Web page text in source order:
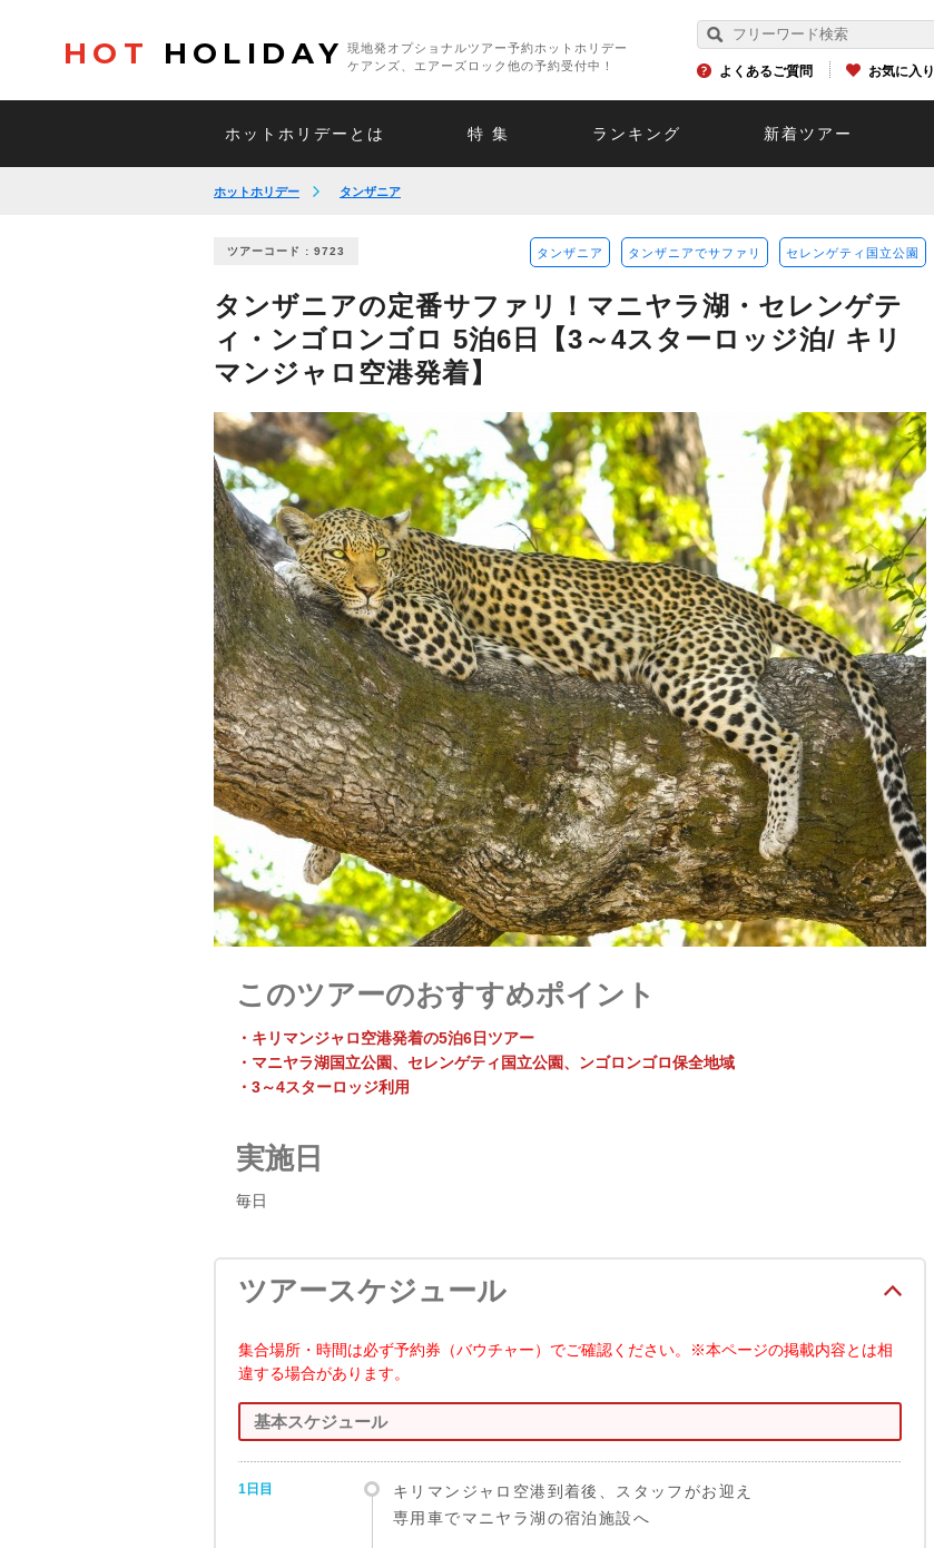
HOT HOLIDAY
現地発オプショナルツアー予約ホットホリデー
ケアンズ、エアーズロック他の予約受付中！
よくあるご質問 お気に入り
ホットホリデーとは 特 集 ランキング 新着ツアー
ホットホリデー タンザニア
ツアーコード : 9723 タンザニア タンザニアでサファリ セレンゲティ国立公園
タンザニアの定番サファリ！マニヤラ湖・セレンゲテ
ィ・ンゴロンゴロ 5泊6日【3～4スターロッジ泊/ キリ
マンジャロ空港発着】
このツアーのおすすめポイント
・キリマンジャロ空港発着の5泊6日ツアー
・マニヤラ湖国立公園、セレンゲティ国立公園、ンゴロンゴロ保全地域
・3～4スターロッジ利用
実施日
毎日
ツアースケジュール
集合場所・時間は必ず予約券（バウチャー）でご確認ください。※本ページの掲載内容とは相
違する場合があります。
基本スケジュール
1日目
キリマンジャロ空港到着後、スタッフがお迎え
専用車でマニヤラ湖の宿泊施設へ